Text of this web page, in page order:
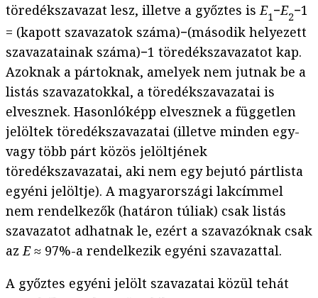
töredékszavazat lesz, illetve a győztes is E1−E2−1
= (kapott szavazatok száma)−(második helyezett
szavazatainak száma)−1 töredékszavazatot kap.
Azoknak a pártoknak, amelyek nem jutnak be a
listás szavazatokkal, a töredékszavazatai is
elvesznek. Hasonlóképp elvesznek a független
jelöltek töredékszavazatai (illetve minden egy-
vagy több párt közös jelöltjének
töredékszavazatai, aki nem egy bejutó pártlista
egyéni jelöltje). A magyarországi lakcímmel
nem rendelkezők (határon túliak) csak listás
szavazatot adhatnak le, ezért a szavazóknak csak
azE≈ 97%-a rendelkezik egyéni szavazattal.
A győztes egyéni jelölt szavazatai közül tehát